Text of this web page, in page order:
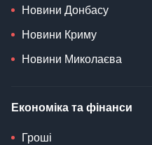
Новини Донбасу
Новини Криму
Новини Миколаєва
Економіка та фінанси
Гроші